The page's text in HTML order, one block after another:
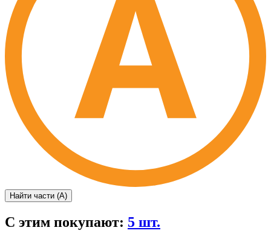
Найти части (А)
С этим покупают: 5 шт.